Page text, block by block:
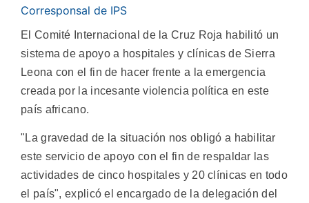
Corresponsal de IPS
El Comité Internacional de la Cruz Roja habilitó un
sistema de apoyo a hospitales y clínicas de Sierra
Leona con el fin de hacer frente a la emergencia
creada por la incesante violencia política en este
país africano.
"La gravedad de la situación nos obligó a habilitar
este servicio de apoyo con el fin de respaldar las
actividades de cinco hospitales y 20 clínicas en todo
el país", explicó el encargado de la delegación del